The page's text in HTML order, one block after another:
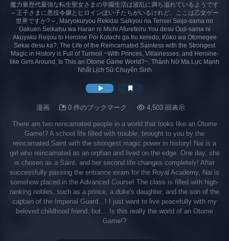
魔力量歴代最強な転生聖女さまの学園生活は波乱に満ち溢れているようです
～王子さまに悪役令嬢とヒロインぽい子たちがいるけれど、ここは乙女ゲー
世界ですか?～, Maryokuryou Rekidai Saikyou na Tensei Seijo-sama no
Gakuen Seikatsu wa Haran ni Michi Afureteiru You desu Ouji-sama ni
Akuyaku Reijou to Heroine Poi Kotachi ga Iru keredo, Koko wa Otomegee
Sekai desu ka?, The Life of the Reincarnated Saintess with the Strongest
Magic in History is Full of Turmoil ~With Princes, Villainesses, and Heroine-
like Girls Around, Is This an Otome Game World?~, Thánh Nữ Ma Lực Mạnh
Nhất Lịch Sử Chuyển Sinh
漫画 0 件のブックマーク 4,503 回表示
There are two reincarnated people in a world that looks like an Otome
Game!? A school life filled with trouble, brought to you by the
reincarnated Saint with the strongest magic power in history! Nai is a
girl who reincarnated as an orphan and lived on the edge. One day, she
is chosen as a Saint, and her second life changes completely! After
successfully passing the entrance exam for the Royal Academy, Nai is
somehow placed in the Advanced Course! The class is filled with high-
ranking nobles, such as a prince, a duke's daughter, and the son of the
captain of the Imperial Guard…! I just want to live peacefully with my
beloved childhood friend, but… Is this really the world of an Otome
Game!?